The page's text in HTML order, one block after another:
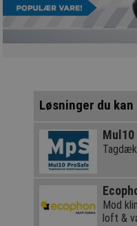
Løsninger du kan
Mod
loft &